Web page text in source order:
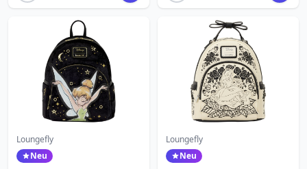
Loungefly
Neu
Loungefly
Neu